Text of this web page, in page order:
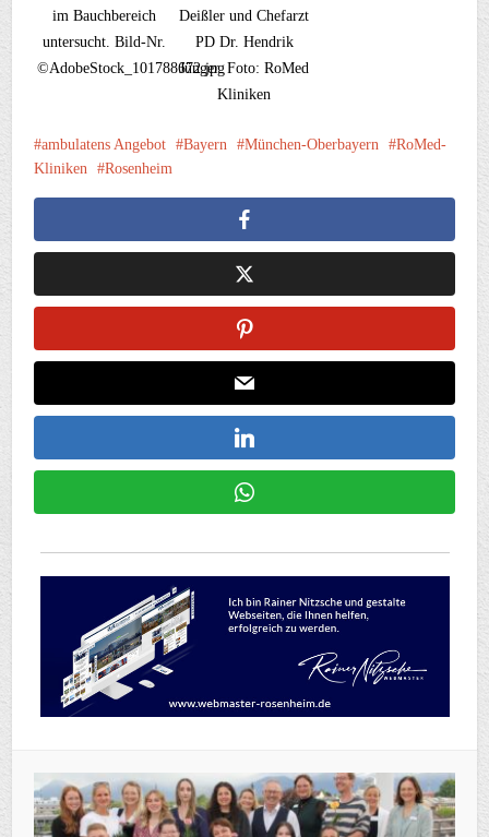
im Bauchbereich
untersucht. Bild-Nr.
©AdobeStock_101788672.jpg
Deißler und Chefarzt
PD Dr. Hendrik
Jünger. Foto: RoMed
Kliniken
ambulatens Angebot Bayern München-Oberbayern
RoMed-
Kliniken
Rosenheim